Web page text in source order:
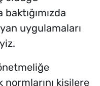
uygulamaları
kişilere